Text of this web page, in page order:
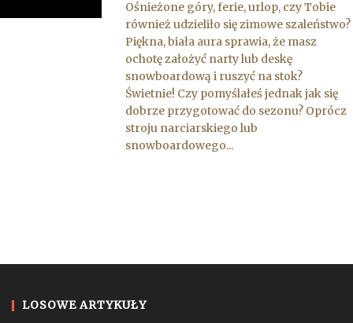
Ośnieżone góry, ferie, urlop, czy Tobie
również udzieliło się zimowe szaleństwo?
Piękna, biała aura sprawia, że masz
ochotę założyć narty lub deskę
snowboardową i ruszyć na stok?
Świetnie! Czy pomyślałeś jednak jak się
dobrze przygotować do sezonu? Oprócz
stroju narciarskiego lub
snowboardowego...
LOSOWE ARTYKUŁY